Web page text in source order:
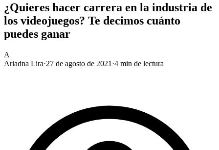
¿Quieres hacer carrera en la industria de
los videojuegos? Te decimos cuánto
puedes ganar
A
Ariadna Lira·27 de agosto de 2021 ·4 min de lectura